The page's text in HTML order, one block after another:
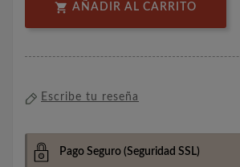
 AÑADIR AL CARRITO
Escribe tu reseña
Pago Seguro (Seguridad SSL)